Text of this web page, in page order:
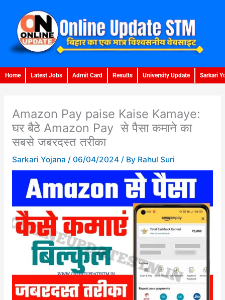
content
Home Latest Jobs Admit Card Results University Update Sarkari
Amazon Pay paise Kaise Kamaye:
घर बैठे Amazon Pay से पैसा कमाने का
सबसे जबरदस्त तरीका
Sarkari Yojana / 06/04/2024 / By Rahul Suri